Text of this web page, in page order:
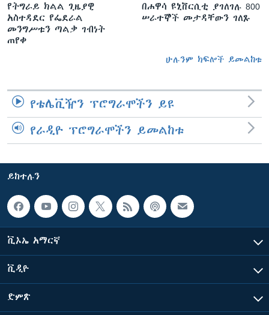
የትግራይ ክልል ጊዜያዊ
አስተዳደር የፌደራል
መንግሥቱን ጣልቃ ገብነት
ጠየቀ
በሐዋሳ ዩኒቨርሲቲ ያገለገሉ 800
ሠራተኞች መታዳቸውን ገለጹ
ሁሉንም ክፍሎች ይመልከቱ
የቴሌቪዥን ፕሮግራሞችን ይዩ
የራዲዮ ፕሮግራሞችን ይመልከቱ
ይከተሉን
ቪኦኤ አማርኛ
ቪዲዮ
ድምጽ